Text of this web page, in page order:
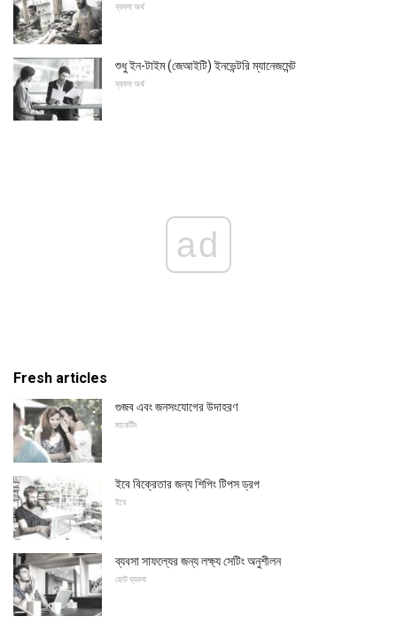
ব্যবসা অর্থ
শুধু ইন-টাইম (জেআইটি) ইনভেন্টরি ম্যানেজমেন্ট
ব্যবসা অর্থ
ad
Fresh articles
গুজব এবং জনসংযোগের উদাহরণ
মার্কেটিং
ইবে বিক্রেতার জন্য শিপিং টিপস ড্রপ
ইবে
ব্যবসা সাফল্যের জন্য লক্ষ্য সেটিং অনুশীলন
ছোট ব্যবসা